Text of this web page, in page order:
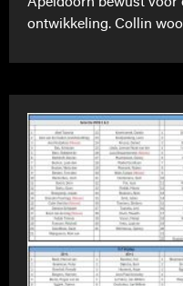
Apeldoorn bewust voor
ontwikkeling. Collin